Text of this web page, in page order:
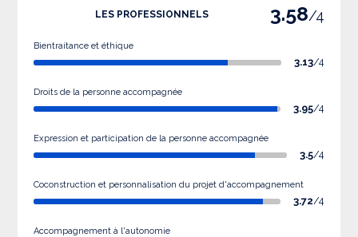
LES PROFESSIONNELS 3.58/4
Bientraitance et éthique
3.13/4
Droits de la personne accompagnée
3.95/4
Expression et participation de la personne accompagnée
3.5/4
Coconstruction et personnalisation du projet d'accompagnement
3.72/4
Accompagnement à l'autonomie